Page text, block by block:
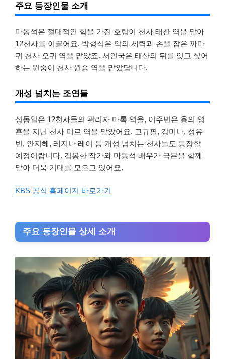
주요 등장인물 소개
마동석은 절대적인 힘을 가진 호랑이 천사 태산 역을 맡아
12천사를 이끌어요. 박형식은 악의 세력과 손을 잡은 까마
귀 천사 오귀 역을 맡았죠. 서인국은 태산의 뒤를 잇고 싶어
하는 원숭이 천사 원승 역을 맡았답니다.
개성 넘치는 조연들
성동일은 12천사들의 관리자 마록 역을, 이주빈은 용의 영
혼을 지닌 천사 미르 역을 맡았어요. 고규필, 강미나, 성유
빈, 안지혜, 레지나 레이 등 개성 넘치는 천사들도 등장할
예정이랍니다. 김봉한 작가와 마동석 배우가 극본을 함께
맡아 더욱 기대를 모으고 있어요.
KBS 공식 홈페이지 바로가기
주요 등장인물 상세 소개